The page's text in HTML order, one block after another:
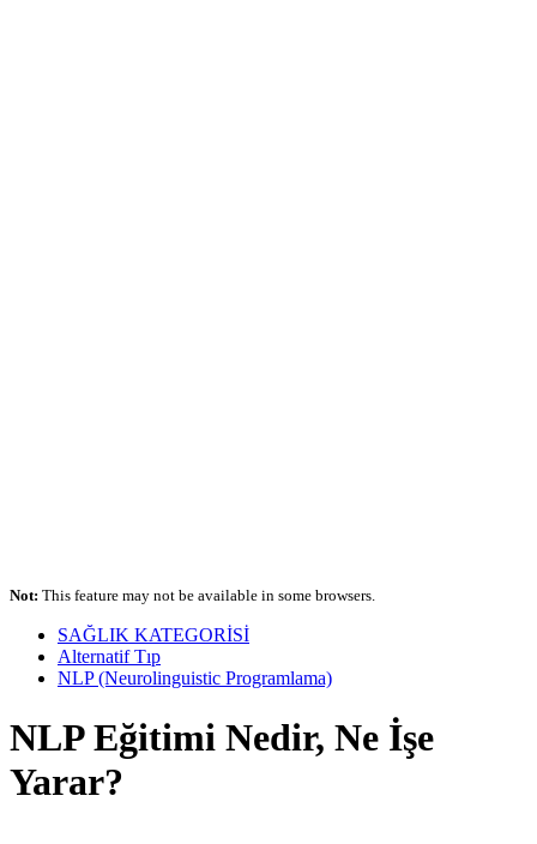
Not: This feature may not be available in some browsers.
SAĞLIK KATEGORİSİ
Alternatif Tıp
NLP (Neurolinguistic Programlama)
NLP Eğitimi Nedir, Ne İşe
Yarar?